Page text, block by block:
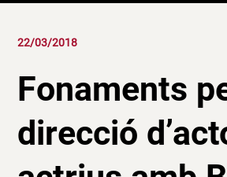
22/03/2018
Fonaments
direcció